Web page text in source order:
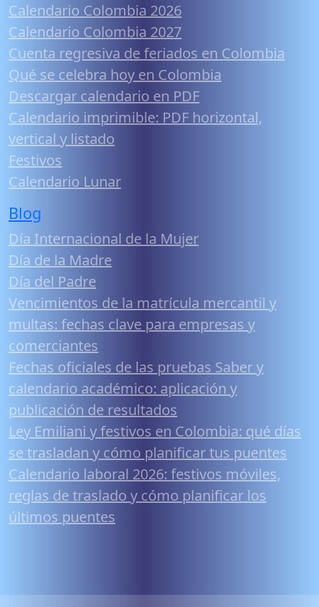
Calendario Colombia 2026
Calendario Colombia 2027
Cuenta regresiva de feriados en Colombia
Qué se celebra hoy en Colombia
Descargar calendario en PDF
Calendario imprimible: PDF horizontal,
vertical y listado
Festivos
Calendario Lunar
Blog
Día Internacional de la Mujer
Día de la Madre
Día del Padre
Vencimientos de la matrícula mercantil y
multas: fechas clave para empresas y
comerciantes
Fechas oficiales de las pruebas Saber y
calendario académico: aplicación y
publicación de resultados
Ley Emiliani y festivos en Colombia: qué días
se trasladan y cómo planificar tus puentes
Calendario laboral 2026: festivos móviles,
reglas de traslado y cómo planificar los
últimos puentes